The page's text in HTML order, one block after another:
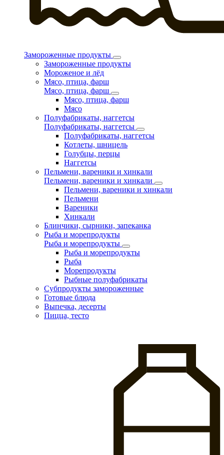
Замороженные продукты
Замороженные продукты
Мороженое и лёд
Мясо, птица, фарш
Мясо, птица, фарш
Мясо, птица, фарш
Мясо
Полуфабрикаты, наггетсы
Полуфабрикаты, наггетсы
Полуфабрикаты, наггетсы
Котлеты, шницель
Голубцы, перцы
Наггетсы
Пельмени, вареники и хинкали
Пельмени, вареники и хинкали
Пельмени, вареники и хинкали
Пельмени
Вареники
Хинкали
Блинчики, сырники, запеканка
Рыба и морепродукты
Рыба и морепродукты
Рыба и морепродукты
Рыба
Морепродукты
Рыбные полуфабрикаты
Субпродукты замороженные
Готовые блюда
Выпечка, десерты
Пицца, тесто